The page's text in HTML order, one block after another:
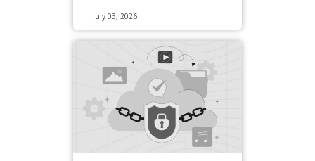
July 03, 2026